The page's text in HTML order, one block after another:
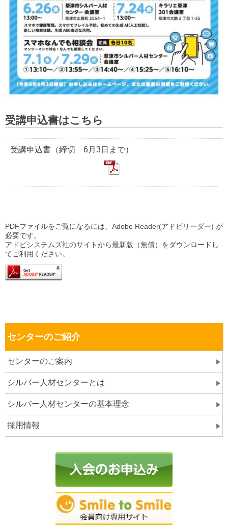
受講申込書はこちら
受講申込書（締切 6月3日まで）
PDFファイルをご覧になるには、Adobe Reader(アドビリーダー) が
必要です。
アドビシステムズ社のサイトから最新版（無償）をダウンロードし
てご利用ください。
センターのご紹介
センターのご案内
シルバー人材センターとは
シルバー人材センターの基本理念
採用情報